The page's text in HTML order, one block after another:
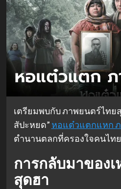
เตรียมพบกับ ภาพยนตร์ไท
สัปะหยด” หอแต๋วแตกแหก
ตำนานตลกที่ครองใจคนไท
การกลับมาของ
สุดฮา